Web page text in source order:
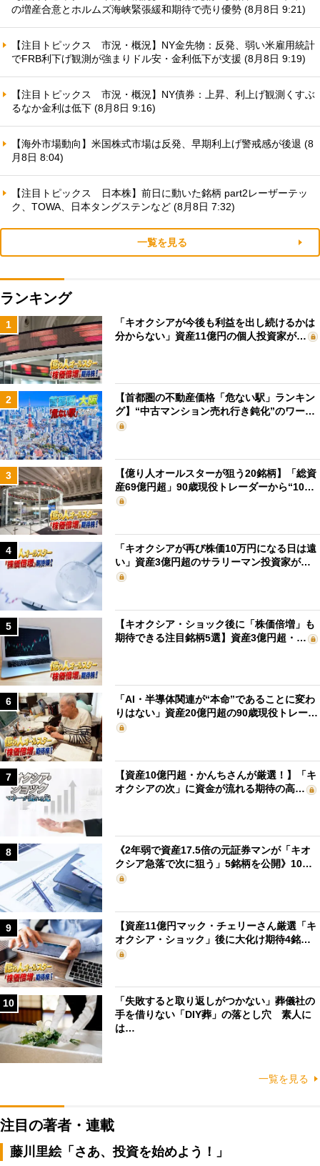
の増産合意とホルムズ海峡緊張緩和期待で売り優勢 (8月8日 9:21)
【注目トピックス 市況・概況】NY金先物：反発、弱い米雇用統計
でFRB利下げ観測が強まりドル安・金利低下が支援 (8月8日 9:19)
【注目トピックス 市況・概況】NY債券：上昇、利上げ観測くすぶ
るなか金利は低下 (8月8日 9:16)
【海外市場動向】米国株式市場は反発、早期利上げ警戒感が後退 (8
月8日 8:04)
【注目トピックス 日本株】前日に動いた銘柄 part2レーザーテッ
ク、TOWA、日本タングステンなど (8月8日 7:32)
一覧を見る
ランキング
1
「キオクシアが今後も利益を出し続けるかは
分からない」資産11億円の個人投資家が…
2
【首都圏の不動産価格「危ない駅」ランキン
グ】“中古マンション売れ行き鈍化”のワー…
3
【億り人オールスターが狙う20銘柄】「総資
産69億円超」90歳現役トレーダーから“10…
4
「キオクシアが再び株価10万円になる日は遠
い」資産3億円超のサラリーマン投資家が…
5
【キオクシア・ショック後に「株価倍増」も
期待できる注目銘柄5選】資産3億円超・…
6
「AI・半導体関連が“本命”であることに変わ
りはない」資産20億円超の90歳現役トレー…
7
【資産10億円超・かんちさんが厳選！】「キ
オクシアの次」に資金が流れる期待の高…
8
《2年弱で資産17.5倍の元証券マンが「キオ
クシア急落で次に狙う」5銘柄を公開》10…
9
【資産11億円マック・チェリーさん厳選「キ
オクシア・ショック」後に大化け期待4銘…
10
「失敗すると取り返しがつかない」葬儀社の
手を借りない「DIY葬」の落とし穴 素人に
は…
一覧を見る
注目の著者・連載
藤川里絵「さあ、投資を始めよう！」